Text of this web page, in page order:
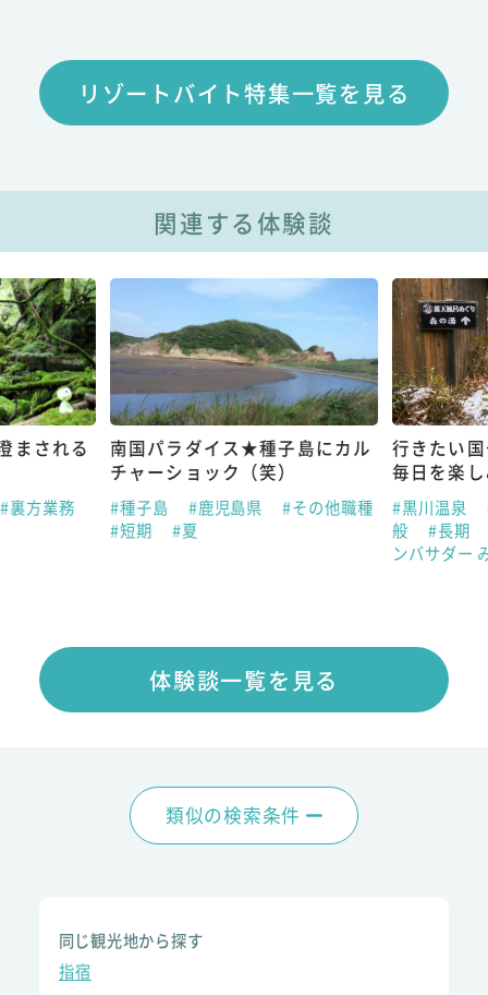
リゾートバイト特集一覧を見る
関連する体験談
まされる
#裏方業務
南国パラダイス★種子島にカル
チャーショック（笑）
#種子島 #鹿児島県
#その他職種
#短期
#夏
行きたい
毎日を楽
#黒川温泉
般
#長期
ンバサダー
体験談一覧を見る
類似の検索条件
同じ観光地から探す
指宿